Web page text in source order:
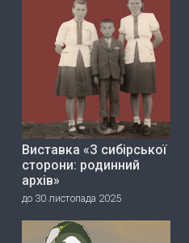
Виставка «З сибірської
сторони: родинний
архів»
до 30 листопада 2025